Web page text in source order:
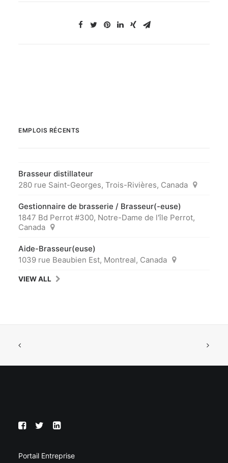
EMPLOIS RÉCENTS
Brasseur distillateur
280 rue Saint-Georges, Trois-Rivières, Canada
Gestionnaire de brasserie / Brasseur(-euse)
1847 Bd Perrot #300, Notre-Dame de l'île Perrot,
Canada
Aide-Brasseur(euse)
1039 rue Beaubien Est, Montreal, Canada
VIEW ALL
Portail Entreprise